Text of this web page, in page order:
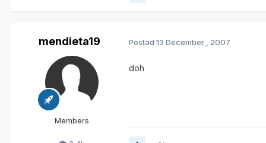
mendieta19
Members
Postad 13 December , 2007
doh